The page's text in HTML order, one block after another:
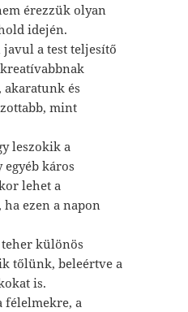
érezzük olyan
idején.
a test teljesítő
és
mint
leszokik a
káros
lehet a
ezen a napon
különös
tőlünk, beleértve a
is.
félelmekre, a